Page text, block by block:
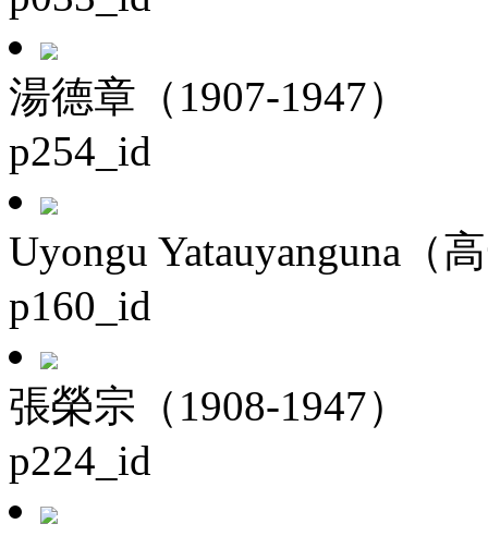
湯德章（1907-1947）
p254_id
Uyongu Yatauyanguna（
p160_id
張榮宗（1908-1947）
p224_id